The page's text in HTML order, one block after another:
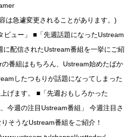
は急遽変更されることがあります。)
ビュー」 ■「先週話題になったUstream
に配信されたUstream番組を一挙にご紹
番組はもちろん、Ustream始めたばか
したつもりが話題になってしまった
げます。 ■「先週おもしろかった
今週の注目Ustream番組」 今週注目さ
そうなUstream番組をご紹介！